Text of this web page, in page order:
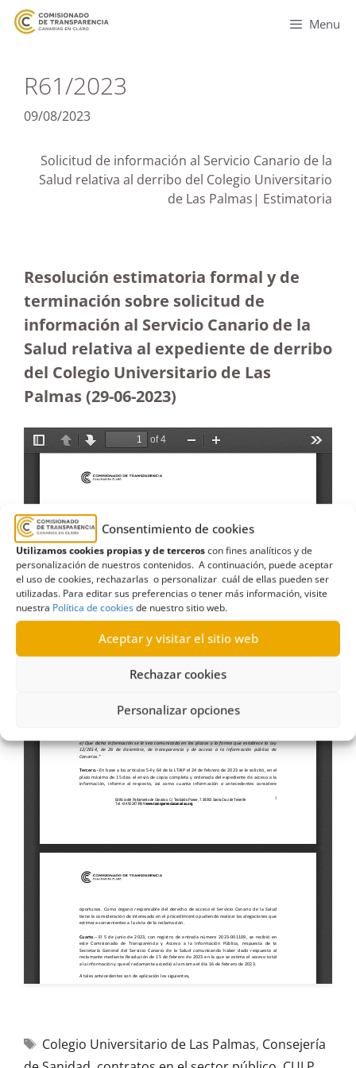
Consentimiento de cookies
Utilizamos cookies propias y de terceroscon fines analíticos y de
personalización de nuestros contenidos. A continuación, puede aceptar
el uso de cookies, rechazarlas o personalizar cuál de ellas pueden ser
utilizadas. Para editar sus preferencias o tener más información, visite
nuestra Política de cookiesde nuestro sitio web.
Aceptar y visitar el sitio web
Rechazar cookies
Personalizar opciones
Menu
R61/2023
09/08/2023
Solicitud de información al Servicio Canario de la
Salud relativa al derribo del Colegio Universitario
de Las Palmas| Estimatoria
Resolución estimatoria formal y de
terminación sobre solicitud de
información al Servicio Canario de la
Salud relativa al expediente de derribo
del Colegio Universitario de Las
Palmas (29-06-2023)
Colegio Universitario de Las Palmas, Consejería